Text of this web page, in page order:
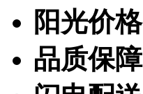
阳光价格
品质保障